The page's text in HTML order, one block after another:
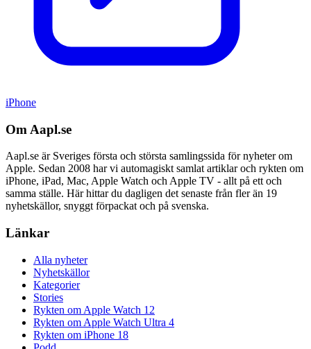
iPhone
Om Aapl.se
Aapl.se är Sveriges första och största samlingssida för nyheter om
Apple. Sedan 2008 har vi automagiskt samlat artiklar och rykten om
iPhone, iPad, Mac, Apple Watch och Apple TV - allt på ett och
samma ställe. Här hittar du dagligen det senaste från fler än 19
nyhetskällor, snyggt förpackat och på svenska.
Länkar
Alla nyheter
Nyhetskällor
Kategorier
Stories
Rykten om Apple Watch 12
Rykten om Apple Watch Ultra 4
Rykten om iPhone 18